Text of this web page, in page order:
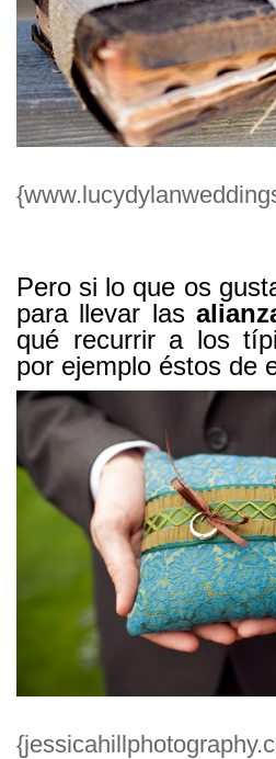
Pero si lo que os
para llevar las
qué recurrir a los
por ejemplo éstos de